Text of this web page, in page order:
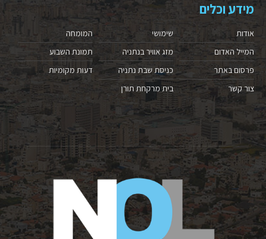
מידע וכלים
אודות
המייל האדום
פרסום באתר
צור קשר
שימושי
מזג אוויר בנתניה
כניסת שבת נתניה
בית מרקחת תורן
המומחה
תמונת השבוע
דעות מקומיות